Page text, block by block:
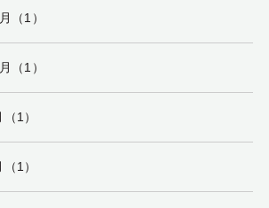
（1）
（1）
1）
1）